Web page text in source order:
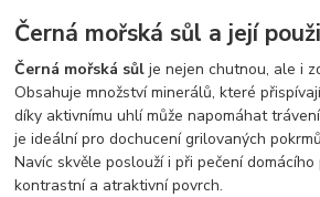
Černá mořská sůl a její
Černá mořská sůl je nejen chutnou, ale i
Obsahuje množství minerálů, které
díky aktivnímu uhlí může napomáhat
je ideální pro dochucení grilovaných
Navíc skvěle poslouží i při pečení
kontrastní a atraktivní povrch.